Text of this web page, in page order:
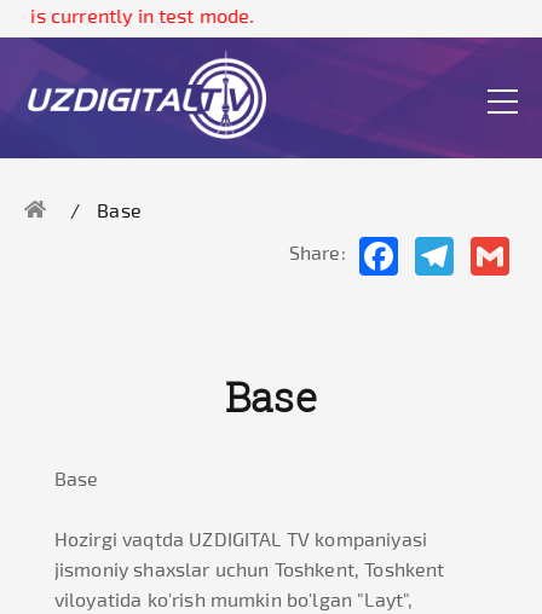
is currently in test mode.
Base
Share:
FacebookTelegram
Base
Base
Hozirgi vaqtda UZDIGITAL TV kompaniyasi
jismoniy shaxslar uchun Toshkent, Toshkent
viloyatida ko'rish mumkin bo'lgan "Layt",